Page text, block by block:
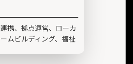
携、拠点運営、ローカ
ムビルディング、福祉